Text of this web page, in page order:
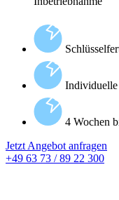
Individuelle
4 Wochen
Jetzt Angebot anfragen
+49 63 73 / 89 22 300